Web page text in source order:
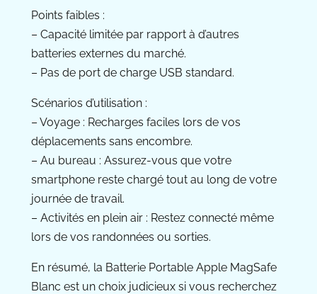
Points faibles :
– Capacité limitée par rapport à d’autres
batteries externes du marché.
– Pas de port de charge USB standard.
Scénarios d’utilisation :
– Voyage : Recharges faciles lors de vos
déplacements sans encombre.
– Au bureau : Assurez-vous que votre
smartphone reste chargé tout au long de votre
journée de travail.
– Activités en plein air : Restez connecté même
lors de vos randonnées ou sorties.
En résumé, la Batterie Portable Apple MagSafe
Blanc est un choix judicieux si vous recherchez